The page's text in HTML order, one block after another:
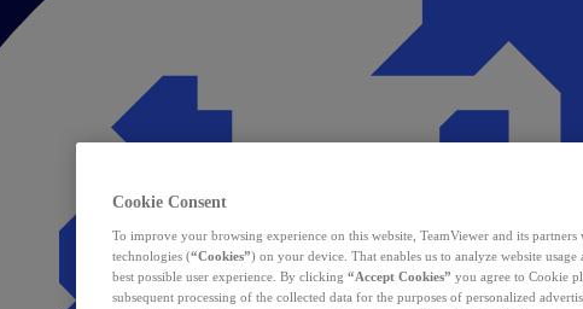
Cookie Consent
To improve your browsing experience on this website, TeamViewer and its
technologies (“Cookies”) on your device. That enables us to analyze website
best possible user experience. By clicking “Accept Cookies” you agree to Cookie
subsequent processing of the collected data for the purposes of personalized